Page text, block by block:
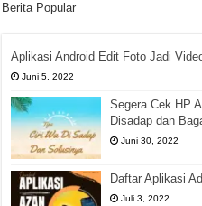
Berita Popular
Aplikasi Android Edit Foto Jadi
Juni 5, 2022
Segera Cek HP
Disadap dan
Juni 30, 2022
Daftar Aplikasi
Juli 3, 2022